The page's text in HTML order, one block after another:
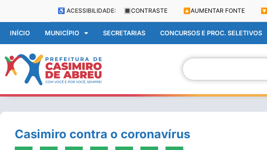
♿ ACESSIBILIDADE: 🔳 CONTRASTE 🔼 AUMENTAR FONTE 🔽
INÍCIO MUNICÍPIO SECRETARIAS CONCURSOS E PROC. SELETIVOS
Casimiro contra o coronavírus